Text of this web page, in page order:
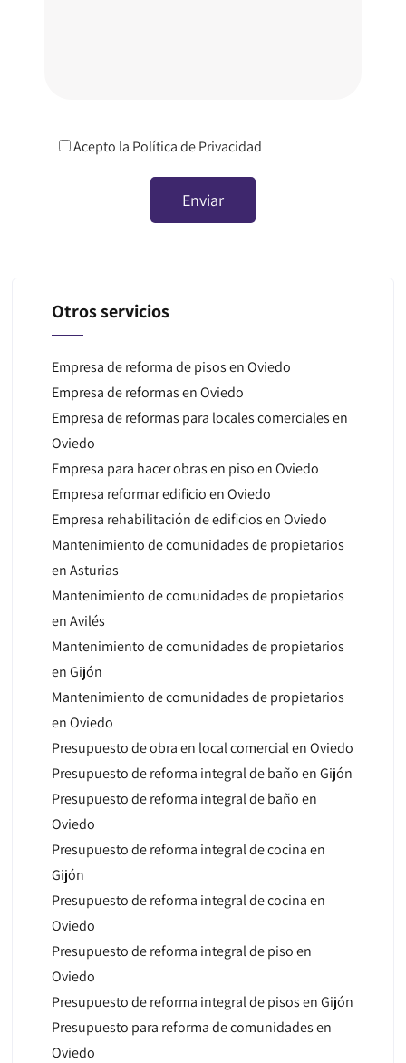
Acepto la Política de Privacidad
Otros servicios
Empresa de reforma de pisos en Oviedo
Empresa de reformas en Oviedo
Empresa de reformas para locales comerciales en
Oviedo
Empresa para hacer obras en piso en Oviedo
Empresa reformar edificio en Oviedo
Empresa rehabilitación de edificios en Oviedo
Mantenimiento de comunidades de propietarios
en Asturias
Mantenimiento de comunidades de propietarios
en Avilés
Mantenimiento de comunidades de propietarios
en Gijón
Mantenimiento de comunidades de propietarios
en Oviedo
Presupuesto de obra en local comercial en Oviedo
Presupuesto de reforma integral de baño en Gijón
Presupuesto de reforma integral de baño en
Oviedo
Presupuesto de reforma integral de cocina en
Gijón
Presupuesto de reforma integral de cocina en
Oviedo
Presupuesto de reforma integral de piso en
Oviedo
Presupuesto de reforma integral de pisos en Gijón
Presupuesto para reforma de comunidades en
Oviedo